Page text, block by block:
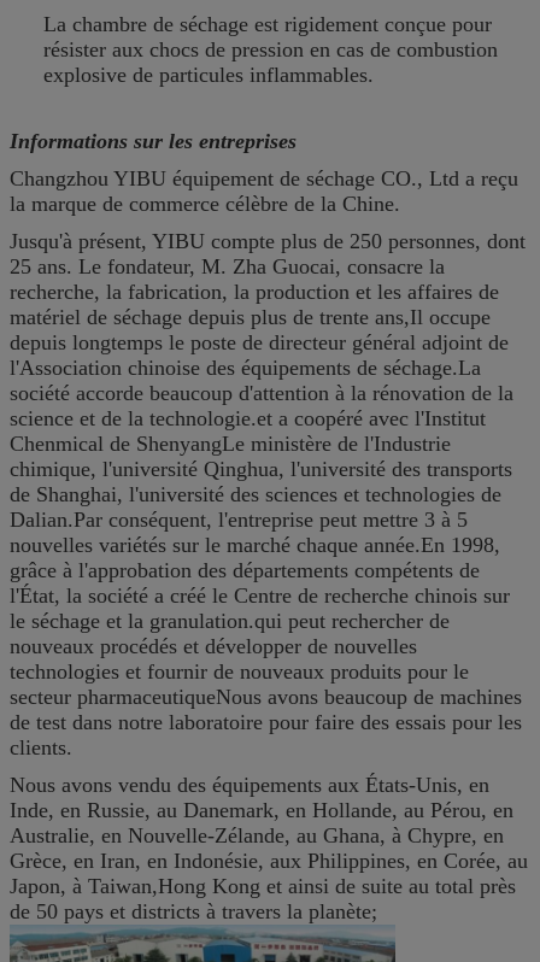
La chambre de séchage est rigidement conçue pour
résister aux chocs de pression en cas de combustion
explosive de particules inflammables.
Informations sur les entreprises
Changzhou YIBU équipement de séchage CO., Ltd a reçu
la marque de commerce célèbre de la Chine.
Jusqu'à présent, YIBU compte plus de 250 personnes, dont
25 ans. Le fondateur, M. Zha Guocai, consacre la
recherche, la fabrication, la production et les affaires de
matériel de séchage depuis plus de trente ans,Il occupe
depuis longtemps le poste de directeur général adjoint de
l'Association chinoise des équipements de séchage.La
société accorde beaucoup d'attention à la rénovation de la
science et de la technologie.et a coopéré avec l'Institut
Chenmical de ShenyangLe ministère de l'Industrie
chimique, l'université Qinghua, l'université des transports
de Shanghai, l'université des sciences et technologies de
Dalian.Par conséquent, l'entreprise peut mettre 3 à 5
nouvelles variétés sur le marché chaque année.En 1998,
grâce à l'approbation des départements compétents de
l'État, la société a créé le Centre de recherche chinois sur
le séchage et la granulation.qui peut rechercher de
nouveaux procédés et développer de nouvelles
technologies et fournir de nouveaux produits pour le
secteur pharmaceutiqueNous avons beaucoup de machines
de test dans notre laboratoire pour faire des essais pour les
clients.
Nous avons vendu des équipements aux États-Unis, en
Inde, en Russie, au Danemark, en Hollande, au Pérou, en
Australie, en Nouvelle-Zélande, au Ghana, à Chypre, en
Grèce, en Iran, en Indonésie, aux Philippines, en Corée, au
Japon, à Taiwan,Hong Kong et ainsi de suite au total près
de 50 pays et districts à travers la planète;